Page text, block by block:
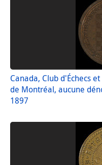
Canada, Club d'Échecs
de Montréal, aucune
1897